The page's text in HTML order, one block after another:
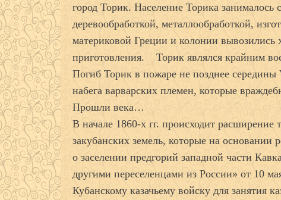
город Торик. Население Торика занималось
деревообработкой, металлообработкой,
материковой Греции и колонии вывозились
приготовления. Торик являлся крайним
Погиб Торик в пожаре не позднее
набега варварских племен, которые
Прошли века…
В начале 1860-х гг. происходит расширение
закубанских земель, которые на
о заселении предгорий западной части
другими переселенцами из России» от 10
Кубанскому казачьему войску для занятия